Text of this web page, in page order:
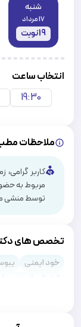
شنبه
17 مرداد
19نوبت
انتخاب ساعت
19:30
ملاحظات
کاربر
مربوط به
توسط
تخصص های
خود ایمنی